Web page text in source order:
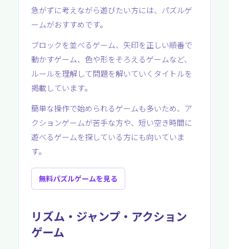
急がずに考えながら遊びたい方には、パズルゲ
ームがおすすめです。
ブロックを並べるゲーム、矢印を正しい順番で
動かすゲーム、色や形をそろえるゲームなど、
ルールを理解して問題を解いていくタイトルを
掲載しています。
簡単な操作で始められるゲームも多いため、ア
クションゲームが苦手な方や、短い空き時間に
遊べるゲームを探している方にも向いていま
す。
無料パズルゲームを見る
リズム・ジャンプ・アクション
ゲーム